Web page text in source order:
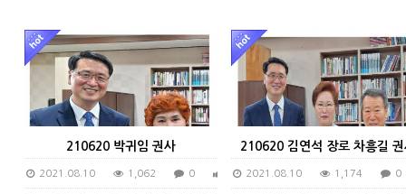
210620 박귀임 권사
2021.08.10 1,062 0
210620 김연석 장로 차흥길 권
2021.08.10 1,174 0